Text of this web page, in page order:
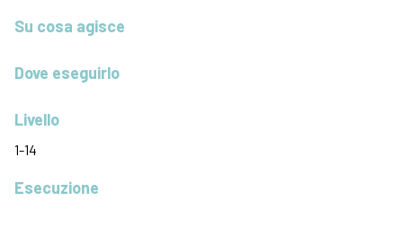
Su cosa agisce
Dove eseguirlo
Livello
1-14
Esecuzione